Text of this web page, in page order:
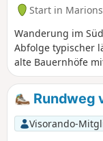
Start in
Wanderung im
Abfolge typischer
alte Bauernhöfe
der Landes de
Der Weg folgt
Markierungen des
über kleine, ruhige
Nicht während der
Rundweg
Visorando-